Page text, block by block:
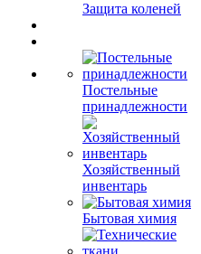
Защита коленей
Постельные
принадлежности
Хозяйственный
инвентарь
Бытовая химия